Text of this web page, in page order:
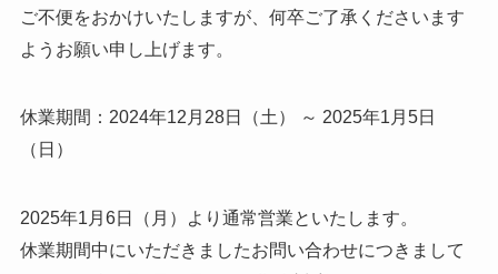
ご不便をおかけいたしますが、何卒ご了承くださいます
ようお願い申し上げます。
休業期間：2024年12月28日（土） ～ 2025年1月5日
（日）
2025年1月6日（月）より通常営業といたします。
休業期間中にいただきましたお問い合わせにつきまして